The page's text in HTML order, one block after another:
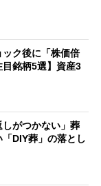
ック後に「株価倍
銘柄5選】資産3
しがつかない」葬
DIY葬」の落とし